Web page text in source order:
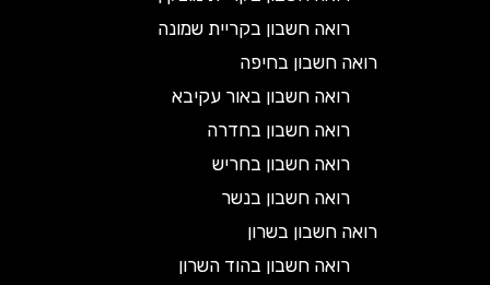
רואה חשבון בקריית שמונה
רואה חשבון בחיפה
רואה חשבון באור עקיבא
רואה חשבון בחדרה
רואה חשבון בחריש
רואה חשבון בנשר
רואה חשבון בשרון
רואה חשבון בהוד השרון